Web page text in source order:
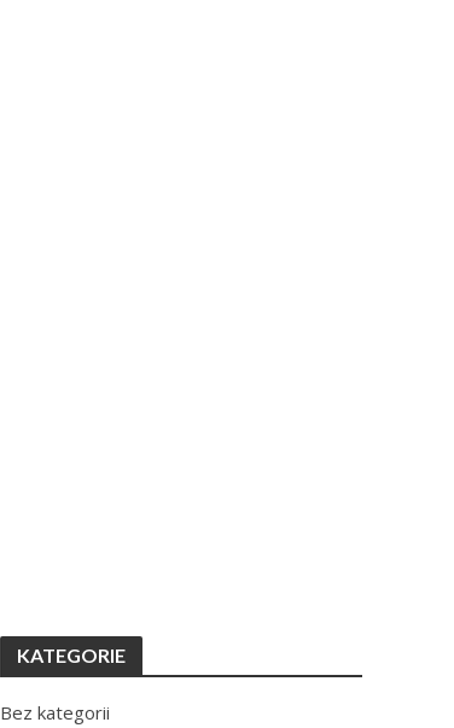
KATEGORIE
Bez kategorii